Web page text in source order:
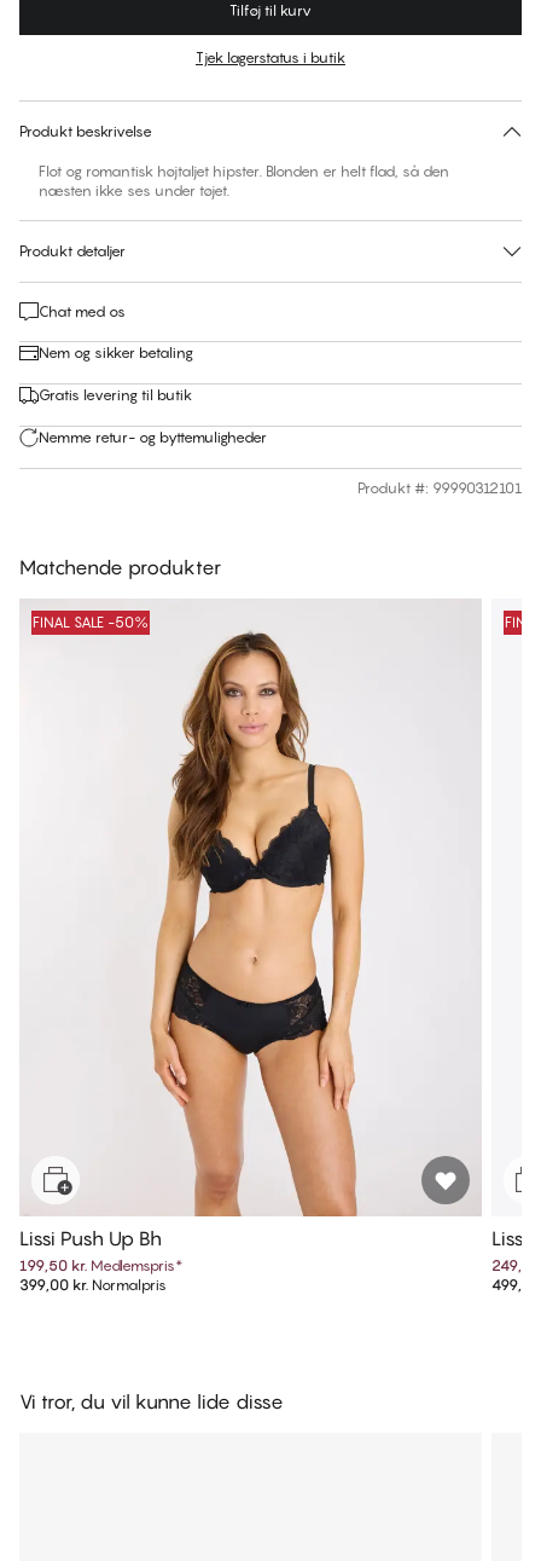
Ingen foreslåede størrelse for dette item
Tilføj til kurv
Tjek lagerstatus i butik
Produkt beskrivelse
Flot og romantisk højtaljet hipster. Blonden er helt flad, så den
næsten ikke ses under tøjet.
Produkt detaljer
Chat med os
Nem og sikker betaling
Gratis levering til butik
Nemme retur- og byttemuligheder
Produkt #: 99990312101
Matchende produkter
FINAL SALE -50%
Lissi Push Up Bh
199,50 kr. Medlemspris*
399,00 kr. Normalpris
Lissi
Vi tror, du vil kunne lide disse